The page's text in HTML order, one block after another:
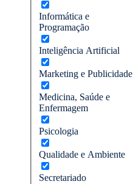
Informática e
Programação
Inteligência Artificial
Marketing e Publicidade
Medicina, Saúde e
Enfermagem
Psicologia
Qualidade e Ambiente
Secretariado